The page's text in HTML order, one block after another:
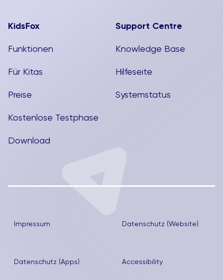
KidsFox
Funktionen
Für Kitas
Preise
Kostenlose Testphase
Download
Support Centre
Knowledge Base
Hilfeseite
Systemstatus
Impressum Datenschutz (Website)
Datenschutz (Apps) Accessibility